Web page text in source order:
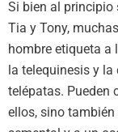
Si bien al principio
Tia y Tony,
hombre etiqueta a
la telequinesis y
telépatas. Pueden
ellos, sino